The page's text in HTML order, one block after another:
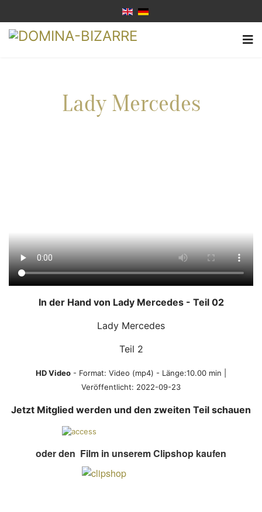
Lady Mercedes
In der Hand von Lady Mercedes - Teil 02
Lady Mercedes
Teil 2
HD Video - Format: Video (mp4) - Länge:10.00 min |
Veröffentlicht: 2022-09-23
Jetzt Mitglied werden und den zweiten Teil schauen
oder den Film in unserem Clipshop kaufen